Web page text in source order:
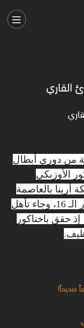
القاري
من دوري أبطال
الأوزبكي
أرينا بالعاصمة
16،
وجاء تأهل
بمجموع المباراتين (4 - 1)، إذ حقق باختاكور
صحيحاً!